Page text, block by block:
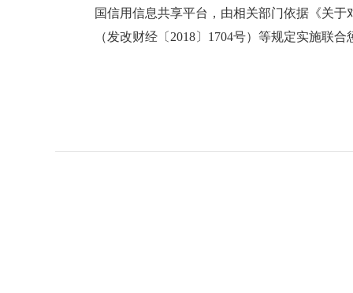
国信用信息共享平台，由相关部门依据《关
（发改财经〔2018〕1704号）等规定实施联合